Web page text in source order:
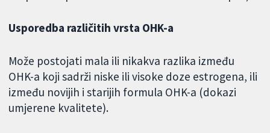
Usporedba različitih vrsta OHK-a
Može postojati mala ili nikakva razlika između
OHK-a koji sadrži niske ili visoke doze estrogena, ili
između novijih i starijih formula OHK-a (dokazi
umjerene kvalitete).